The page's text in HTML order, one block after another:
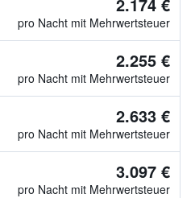
pro Nacht mit Mehrwertsteuer
2.255 €
pro Nacht mit Mehrwertsteuer
2.633 €
pro Nacht mit Mehrwertsteuer
3.097 €
pro Nacht mit Mehrwertsteuer